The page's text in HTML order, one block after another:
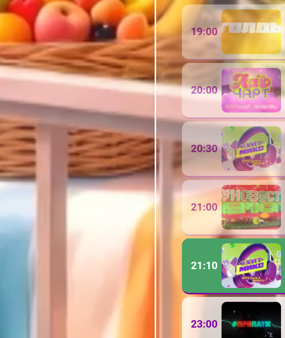
19:00
20:00
20:30
21:00
21:10
23:00